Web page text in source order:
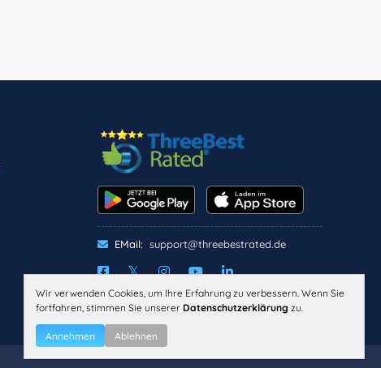
EMail: support@threebestrated.de
IMPRESSUM
DATENSCHUTZ
ALLGEMEINE
GESCHÄFTSBEDINGUNGEN
Wir verwenden Cookies, um Ihre Erfahrung zu verbessern. Wenn Sie
fortfahren, stimmen Sie unserer Datenschutzerklärung zu.
Annehmen Ablehnen